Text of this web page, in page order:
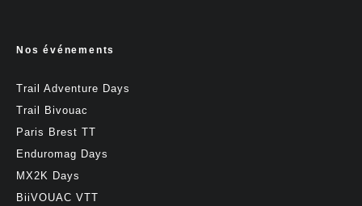
Nos événements
Trail Adventure Days
Trail Bivouac
Paris Brest TT
Enduromag Days
MX2K Days
BiiVOUAC VTT